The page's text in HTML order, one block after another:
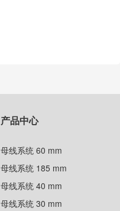
产品中心
母线系统 60 mm
母线系统 185 mm
母线系统 40 mm
母线系统 30 mm